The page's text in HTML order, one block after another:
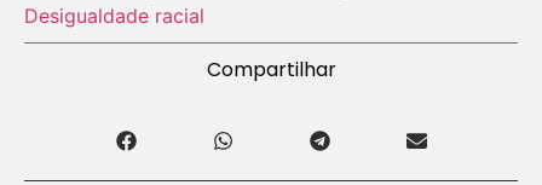
Desigualdade racial
Compartilhar